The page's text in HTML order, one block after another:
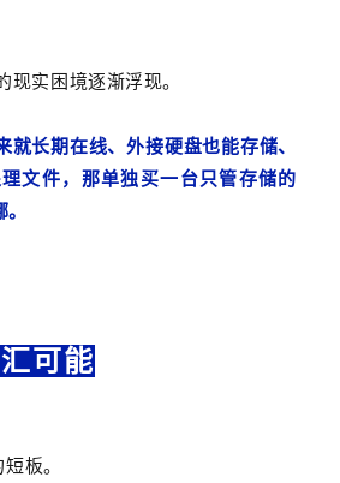
现实困境逐渐浮现。
就长期在线、外接硬盘也能存储、
文件，那单独买一台只管存储的
可能
短板。